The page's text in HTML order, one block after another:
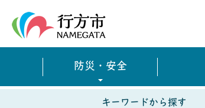
防災・安全
キーワードから探す